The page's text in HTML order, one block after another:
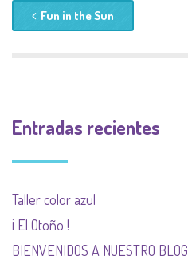
Fun in the Sun
Entradas recientes
Taller color azul
¡ El Otoño !
BIENVENIDOS A NUESTRO BLOG